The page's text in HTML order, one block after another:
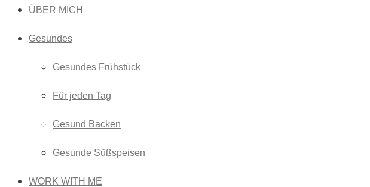
ÜBER MICH
Gesundes
Gesundes Frühstück
Für jeden Tag
Gesund Backen
Gesunde Süßspeisen
WORK WITH ME